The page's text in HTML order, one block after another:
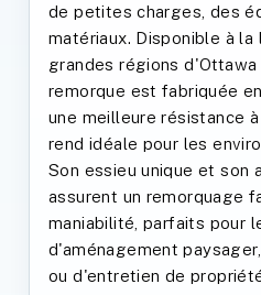
de petites charges, des
matériaux. Disponible à la
grandes régions
remorque est fabriquée
une meilleure résistance
rend idéale pour les
Son essieu unique et son
assurent un remorquage
maniabilité, parfaits pour
d'aménagement
ou d'entretien de